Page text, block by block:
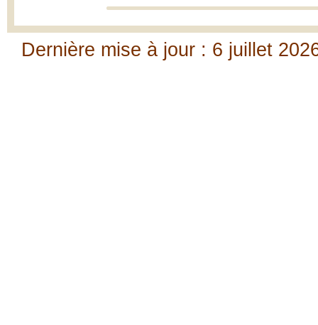
Dernière mise à jour : 6 juillet